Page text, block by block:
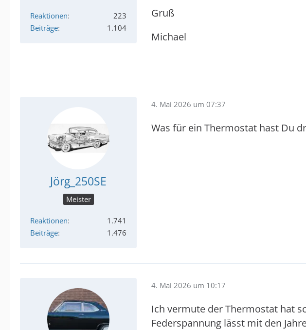
Reaktionen
223
Beiträge
1.104
Gruß
Michael
Jörg_250SE
Meister
Reaktionen
1.741
Beiträge
1.476
4. Mai 2026 um 07:37
Was für ein Thermostat hast Du
4. Mai 2026 um 10:17
Ich vermute der Thermostat hat
Federspannung lässt mit den